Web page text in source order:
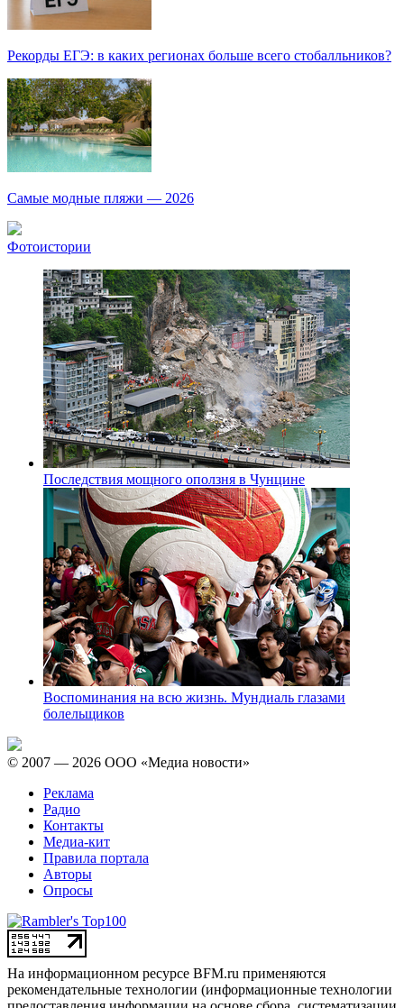
Рекорды ЕГЭ: в каких регионах больше всего стобалльников?
Самые модные пляжи — 2026
Фотоистории
Последствия мощного оползня в Чунцине
Воспоминания на всю жизнь. Мундиаль глазами
болельщиков
© 2007 — 2026 ООО «Медиа новости»
Реклама
Радио
Контакты
Медиа-кит
Правила портала
Авторы
Опросы
На информационном ресурсе BFM.ru применяются
рекомендательные технологии (информационные технологии